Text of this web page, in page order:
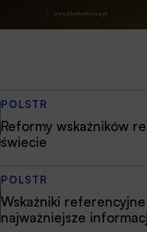
POLSTR
Reformy wskaźników
świecie
POLSTR
Wskaźniki
najważniejsze